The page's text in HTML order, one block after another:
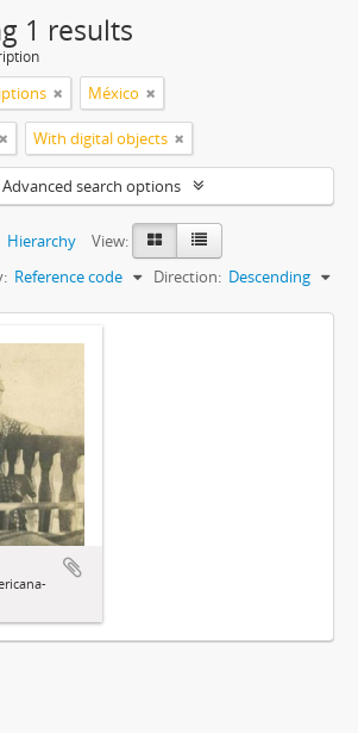
1 results
México
With digital objects
Advanced search options
Hierarchy
View:
Reference code Direction: Descending